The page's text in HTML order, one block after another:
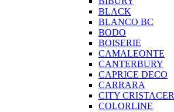
BLACK
BLANCO BC
BODO
BOISERIE
CAMALEONTE
CANTERBURY
CAPRICE DECO
CARRARA
CITY CRISTACER
COLORLINE